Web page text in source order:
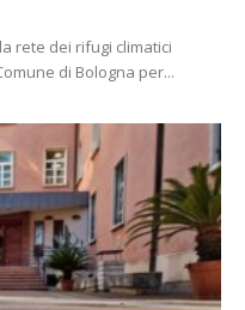
rete dei rifugi climatici
di Bologna per...